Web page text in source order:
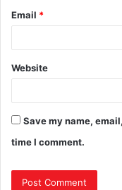
Email *
Website
Save my name,
time I comment.